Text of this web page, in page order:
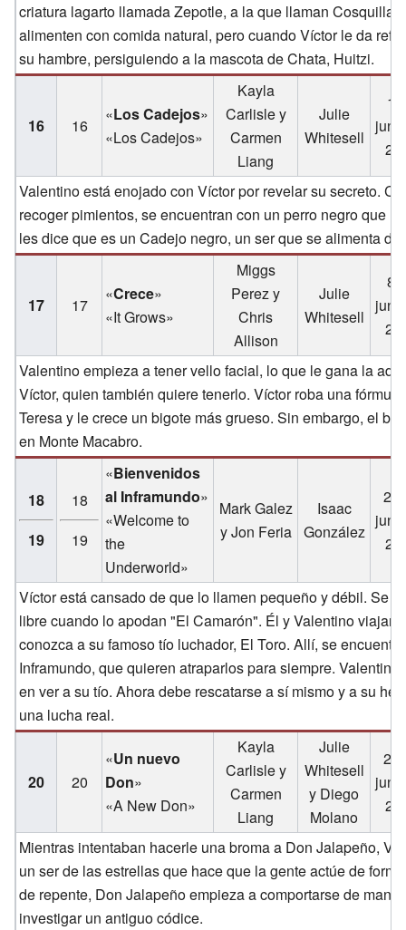
criatura lagarto llamada Zepotle, a la que llaman
alimenten con comida natural, pero cuando Víctor le da
su hambre, persiguiendo a la mascota de Chata, Huitzi.
16 16
«Los Cadejos»
«Los Cadejos»
Kayla
Carlisle y
Carmen
Liang
Julie
Whitesell
1
Valentino está enojado con Víctor por revelar su secreto.
recoger pimientos, se encuentran con un perro negro que
les dice que es un Cadejo negro, un ser que se alimenta
17 17
«Crece»
«It Grows»
Miggs
Perez y
Chris
Allison
Julie
Whitesell
8
Valentino empieza a tener vello facial, lo que le gana la
Víctor, quien también quiere tenerlo. Víctor roba una
Teresa y le crece un bigote más grueso. Sin embargo, el
en Monte Macabro.
18
19
18
19
«Bienvenidos
al Inframundo»
«Welcome to
the
Underworld»
Mark Galez
y Jon Feria
Isaac
González
22
Víctor está cansado de que lo llamen pequeño y débil. Se
libre cuando lo apodan "El Camarón". Él y Valentino viajan
conozca a su famoso tío luchador, El Toro. Allí, se
Inframundo, que quieren atraparlos para siempre.
en ver a su tío. Ahora debe rescatarse a sí mismo y a su
una lucha real.
20 20
«Un nuevo
Don»
«A New Don»
Kayla
Carlisle y
Carmen
Liang
Julie
Whitesell
y Diego
Molano
29
Mientras intentaban hacerle una broma a Don Jalapeño,
un ser de las estrellas que hace que la gente actúe de
de repente, Don Jalapeño empieza a comportarse de
investigar un antiguo códice.